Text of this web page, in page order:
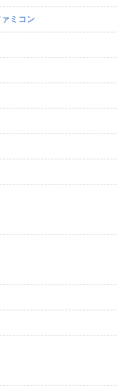
ミコン